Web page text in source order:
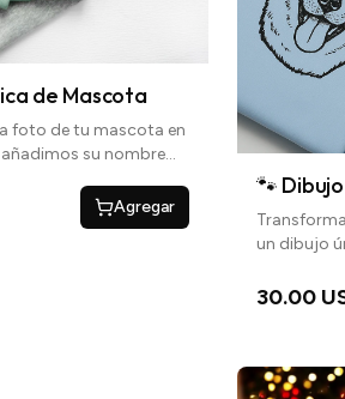
de Mascota
foto de tu mascota en
su nombre
Agregar
🐾
un dibujo
30.00